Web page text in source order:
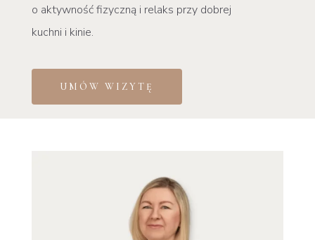
o aktywność fizyczną i relaks przy dobrej
kuchni i kinie.
UMÓW WIZYTĘ